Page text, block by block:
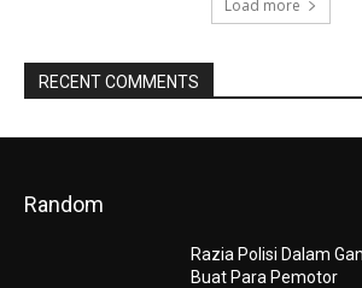
Load more
RECENT COMMENTS
Random
Razia Polisi Dalam
Buat Para Pemotor